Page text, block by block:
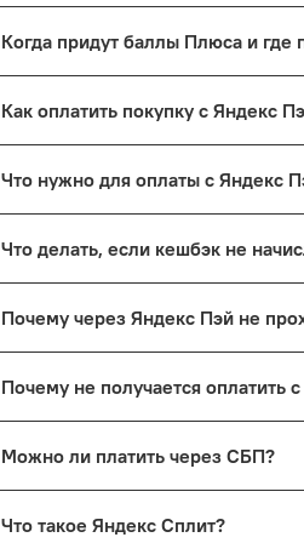
можно в приложении Яндекс
Когда придут баллы Плюса и где
Как оплатить покупку с Яндекс
деньги. Если карты нет, можно
повышенный кэшбек баллами
оплаты.
Что нужно для оплаты с Яндекс
пробным периодом 7 дней.
Что делать, если кешбэк не
Почему через Яндекс Пэй не
оплатить через СБП.
Почему не получается оплатить
максимальная сумма, которую
можно потратить на покупки в
уровней лимиты больше.
Можно ли платить через СБП?
выберите СБП и перейдите по
Что такое Яндекс Сплит?